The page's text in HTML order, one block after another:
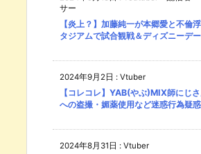
サー
【炎上？】加藤純一が本郷愛と不倫
タジアムで試合観戦＆ディズニーデ
2024年9月2日 : Vtuber
【コレコレ】YAB(やぶ)MIX師にじ
への盗撮・媚薬使用など迷惑行為疑惑
2024年8月31日 : Vtuber